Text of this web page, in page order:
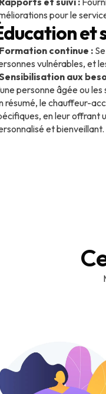
pour le
et
Formation continue :
vulnérables, et
aux
personne âgée ou
résumé, le chauffeur-
en leur offrant
et bienveillant.